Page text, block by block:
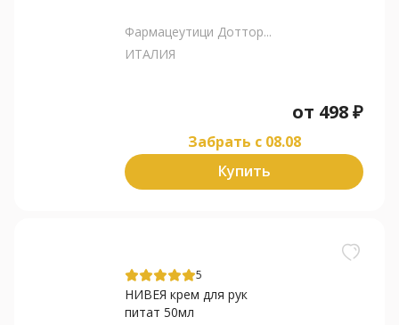
Фармацеутици Доттор...
ИТАЛИЯ
от 498₽
Забрать c 08.08
Купить
5
НИВЕЯ крем для рук
питат 50мл